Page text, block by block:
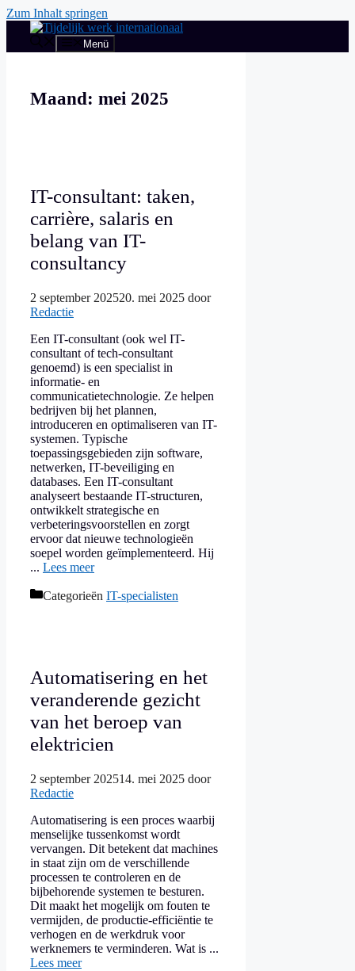
Zum Inhalt springen
Menü
Maand: mei 2025
IT-consultant: taken,
carrière, salaris en
belang van IT-
consultancy
2 september 202520. mei 2025 door
Redactie
Een IT-consultant (ook wel IT-
consultant of tech-consultant
genoemd) is een specialist in
informatie- en
communicatietechnologie. Ze helpen
bedrijven bij het plannen,
introduceren en optimaliseren van IT-
systemen. Typische
toepassingsgebieden zijn software,
netwerken, IT-beveiliging en
databases. Een IT-consultant
analyseert bestaande IT-structuren,
ontwikkelt strategische en
verbeteringsvoorstellen en zorgt
ervoor dat nieuwe technologieën
soepel worden geïmplementeerd. Hij
... Lees meer
Categorieën IT-specialisten
Automatisering en het
veranderende gezicht
van het beroep van
elektricien
2 september 202514. mei 2025 door
Redactie
Automatisering is een proces waarbij
menselijke tussenkomst wordt
vervangen. Dit betekent dat machines
in staat zijn om de verschillende
processen te controleren en de
bijbehorende systemen te besturen.
Dit maakt het mogelijk om fouten te
vermijden, de productie-efficiëntie te
verhogen en de werkdruk voor
werknemers te verminderen. Wat is ...
Lees meer